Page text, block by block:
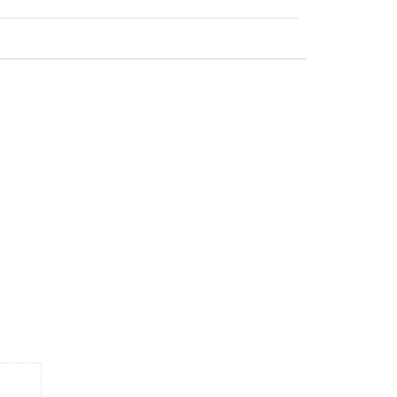
が同棲をするのは珍しいことではありませんが、それを始めるの